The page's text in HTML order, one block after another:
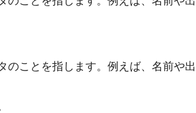
ことを指します。例えば、名前や出